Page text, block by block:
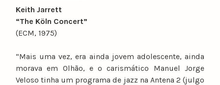
Keith Jarrett
“The Köln Concert”
(ECM, 1975)
“Mais uma vez, era ainda jovem adolescente, ainda
morava em Olhão, e o carismático Manuel Jorge
Veloso tinha um programa de jazz na Antena 2 (julgo